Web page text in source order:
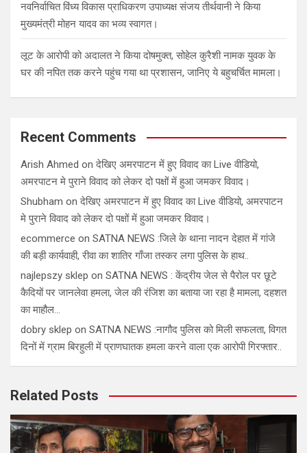
नवनिर्वाचित विंध्य विकास प्राधिकरण उपाध्यक्ष संजय तीर्थवानी ने किया
मुख्यमंत्री मोहन यादव का भव्य स्वागत।
लूट के आरोपी को अदालत ने किया दोषमुक्त, सोहेल कुरैशी नामक युवक के
घर की नपित तक करने पहुंच गया था प्रशासन, जानिए ये बहुचर्चित मामला।
Recent Comments
Arish Ahmed onदेखिए अमरपाटन में हुए विवाद का Live वीडियो,
अमरपाटन मे पुराने विवाद को लेकर दो पक्षों में हुआ जमकर विवाद।
Shubham onदेखिए अमरपाटन में हुए विवाद का Live वीडियो, अमरपाटन
मे पुराने विवाद को लेकर दो पक्षों में हुआ जमकर विवाद।
ecommerce on SATNA NEWS :जिले के थाना नादन देहात में गांजे
की बड़ी कार्यवाही, रीवा का शातिर गाँजा तस्कर लगा पुलिस के हाथ..
najlepszy sklep on SATNA NEWS : केंद्रीय जेल से पैरोल पर छूटे
कैदियों पर जानलेवा हमला, जेल की रंजिश का बताया जा रहा है मामला, दहशत
का माहौल…
dobry sklep on SATNA NEWS :नागौद पुलिस को मिली सफलता, विगत
दिनों में ग्राम बिरहुली में प्राणघातक हमला करने वाला एक आरोपी गिरफ्तार..
Related Posts